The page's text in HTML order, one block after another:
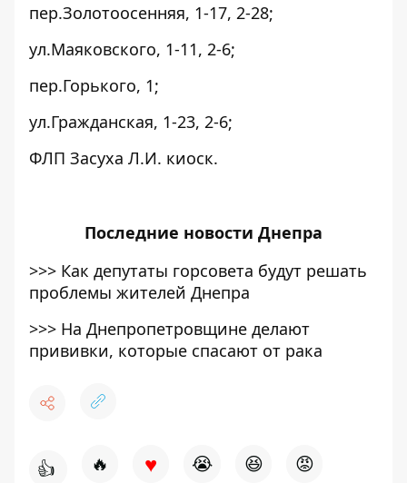
пер.Золотоосенняя, 1-17, 2-28;
ул.Маяковского, 1-11, 2-6;
пер.Горького, 1;
ул.Гражданская, 1-23, 2-6;
ФЛП Засуха Л.И. киоск.
Последние новости Днепра
>>> Как депутаты горсовета будут решать
проблемы жителей Днепра
>>> На Днепропетровщине делают
прививки, которые спасают от рака
👍 🔥 ♥ 😭 😆 😡